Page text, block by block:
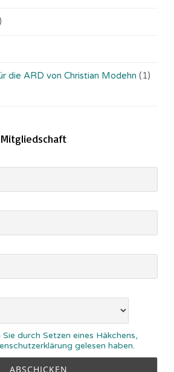
die ARD von Christian Modehn (1)
durch Setzen eines Häkchens,
gelesen haben.